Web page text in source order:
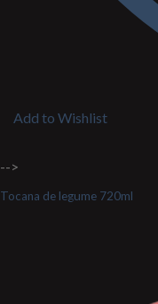
Add to Wishlist
-->
Tocana de legume 720ml